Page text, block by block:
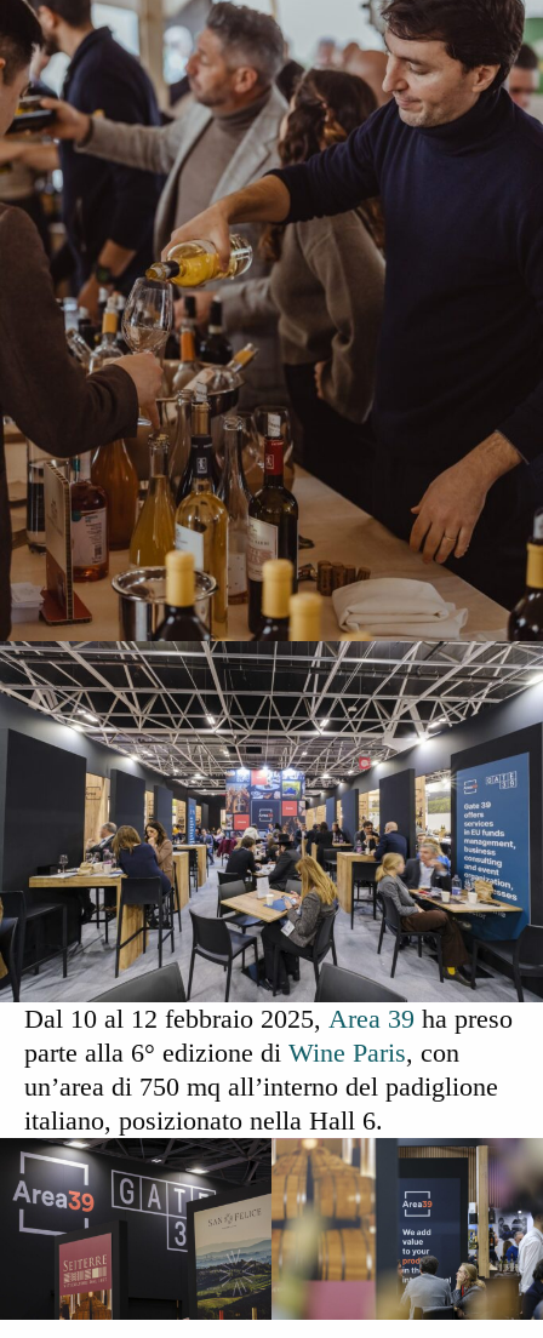
Dal 10 al 12 febbraio 2025, Area 39 ha preso
parte alla 6° edizione di Wine Paris, con
un’area di 750 mq all’interno del padiglione
italiano, posizionato nella Hall 6.